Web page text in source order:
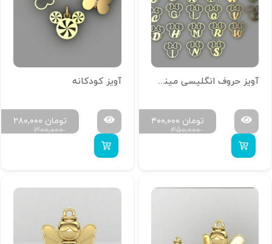
آویز حروف انگلیسی مینی موس
۴۵۰,۰۰۰
۴۰۰,۰۰۰ تومان
آویز کودکانه
۳۰۰,۰۰۰
۲۸۰,۰۰۰ تومان